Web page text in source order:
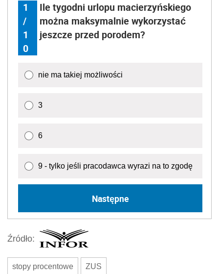
1
/
1
0
Ile tygodni urlopu macierzyńskiego
można maksymalnie wykorzystać
jeszcze przed porodem?
nie ma takiej możliwości
3
6
9 - tylko jeśli pracodawca wyrazi na to zgodę
Następne
Źródło:
stopy procentowe ZUS